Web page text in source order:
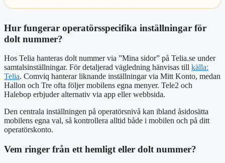
Hur fungerar operatörsspecifika inställningar för
dolt nummer?
Hos Telia hanteras dolt nummer via ”Mina sidor” på Telia.se under
samtalsinställningar. För detaljerad vägledning hänvisas till källa:
Telia. Comviq hanterar liknande inställningar via Mitt Konto, medan
Hallon och Tre ofta följer mobilens egna menyer. Tele2 och
Halebop erbjuder alternativ via app eller webbsida.
Den centrala inställningen på operatörsnivå kan ibland åsidosätta
mobilens egna val, så kontrollera alltid både i mobilen och på ditt
operatörskonto.
Vem ringer från ett hemligt eller dolt nummer?